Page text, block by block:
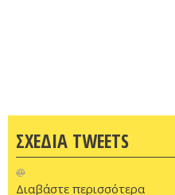
ΣΧΕΔΙΑ TWEETS
@
Διαβάστε περισσότερα